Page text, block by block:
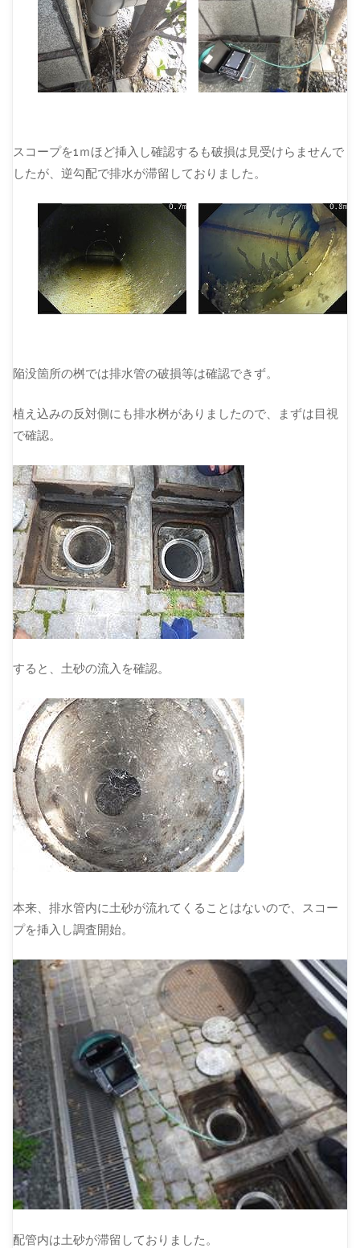
スコープを1ｍほど挿入し確認するも破損は見受けらませんで
したが、逆勾配で排水が滞留しておりました。
陥没箇所の桝では排水管の破損等は確認できず。
植え込みの反対側にも排水桝がありましたので、まずは目視
で確認。
すると、土砂の流入を確認。
本来、排水管内に土砂が流れてくることはないので、スコー
プを挿入し調査開始。
配管内は土砂が滞留しておりました。